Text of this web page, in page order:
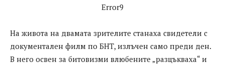
Error9
На живота на двамата зрителите станаха свидетели с
документален филм по БНТ, излъчен само преди ден.
В него освен за битовизми влюбените „разцъкваха“ и